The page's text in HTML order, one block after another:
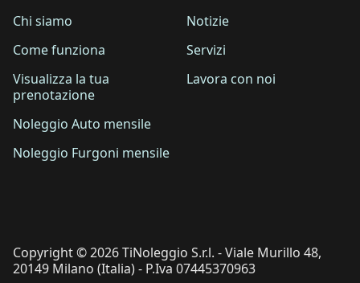
Chi siamo
Come funziona
Visualizza la tua
prenotazione
Noleggio Auto mensile
Noleggio Furgoni mensile
Notizie
Servizi
Lavora con noi
Copyright © 2026 TiNoleggio S.r.l. - Viale Murillo 48,
20149 Milano (Italia) - P.Iva 07445370963